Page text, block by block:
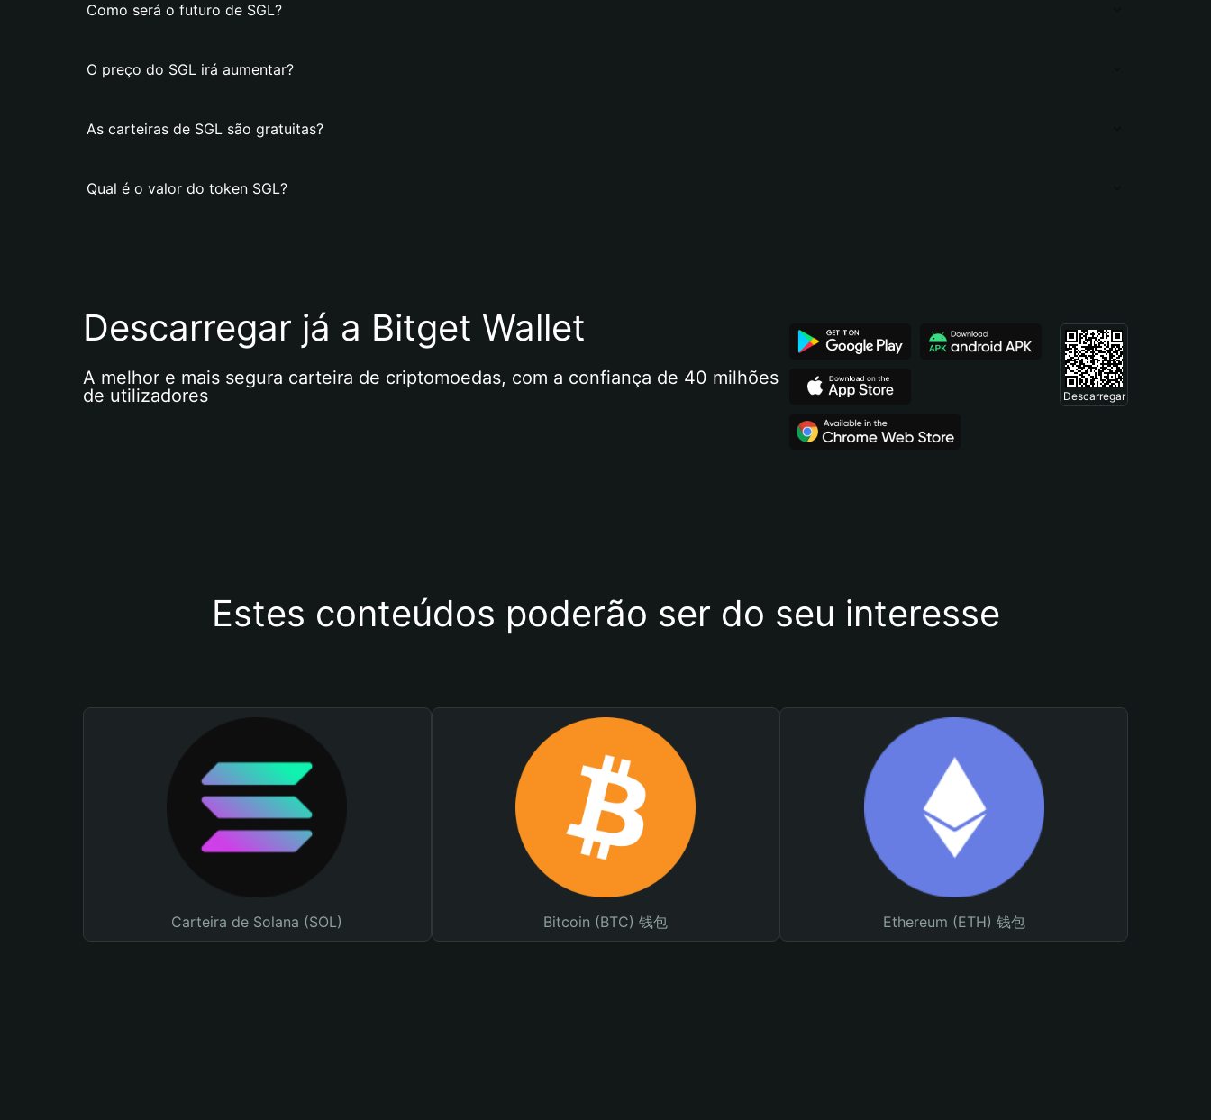
Como será o futuro de SGL?
O preço do SGL irá aumentar?
As carteiras de SGL são gratuitas?
Qual é o valor do token SGL?
Descarregar já a Bitget Wallet
A melhor e mais segura carteira de criptomoedas, com a confiança de 40 milhões
de utilizadores
Descarregar
Estes conteúdos poderão ser do seu interesse
Carteira de Solana (SOL) Bitcoin (BTC) 钱包 Ethereum (ETH) 钱包